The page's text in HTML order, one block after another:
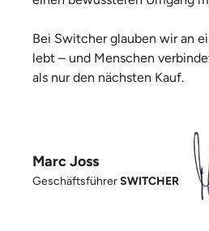
Bei Switcher glauben wir an
lebt – und Menschen
als nur den nächsten Kauf.
Marc Joss
GeschäftsführerSWITCHER